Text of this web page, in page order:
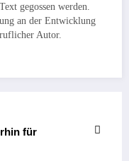
gegossen werden.
an der Entwicklung
Autor.
für